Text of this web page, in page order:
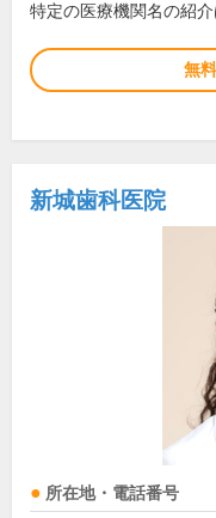
特定の医療機関名の紹介
無
新城歯科医院
所在地・電話番号